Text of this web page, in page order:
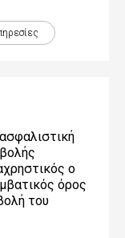
ο
όρος
του